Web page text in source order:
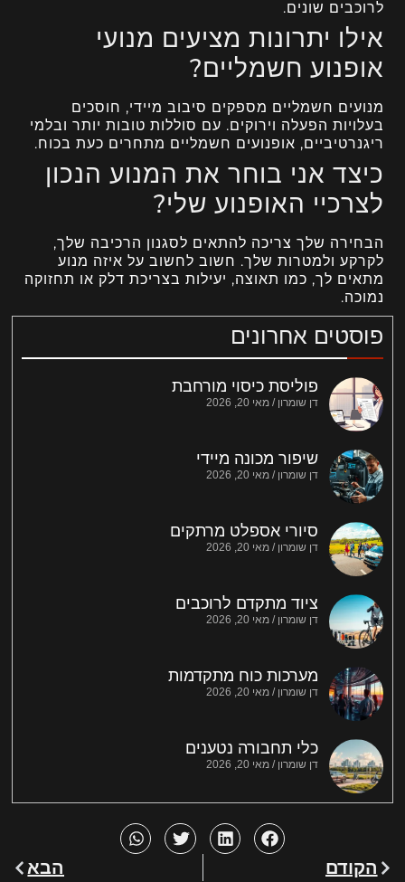
פוסטים אחרונים
פוליסת כיסוי מורחבת
דן שומרון מאי 20, 2026
שיפור מכונה מיידי
דן שומרון מאי 20, 2026
סיורי אספלט מרתקים
דן שומרון מאי 20, 2026
ציוד מתקדם לרוכבים
דן שומרון מאי 20, 2026
מערכות כוח מתקדמות
דן שומרון מאי 20, 2026
כלי תחבורה נטענים
דן שומרון מאי 20, 2026
לרוכבים שונים.
אילו יתרונות מציעים מנועי
אופנוע חשמליים?
מנועים חשמליים מספקים סיבוב מיידי, חוסכים
בעלויות הפעלה וירוקים. עם סוללות טובות יותר ובלמי
ריגנרטיביים, אופנועים חשמליים מתחרים כעת בכוח.
כיצד אני בוחר את המנוע הנכון
לצרכיי האופנוע שלי?
הבחירה שלך צריכה להתאים לסגנון הרכיבה שלך,
לקרקע ולמטרות שלך. חשוב לחשוב על איזה מנוע
מתאים לך, כמו תאוצה, יעילות בצריכת דלק או תחזוקה
נמוכה.
הקודם הבא